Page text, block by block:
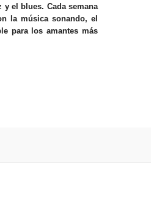
y el blues. Cada semana
la música sonando, el
para los amantes más